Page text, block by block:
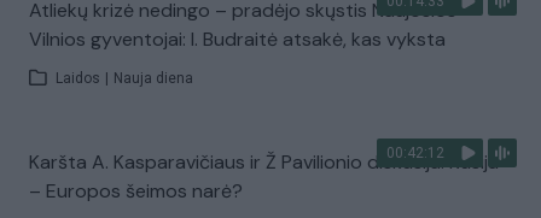
Atliekų krizė nedingo – pradėjo skųstis Naujosios
Vilnios gyventojai: I. Budraitė atsakė, kas vyksta
Laidos Nauja diena
00:42:12
Karšta A. Kasparavičiaus ir Ž Pavilionio diskusija: Rusija
– Europos šeimos narė?